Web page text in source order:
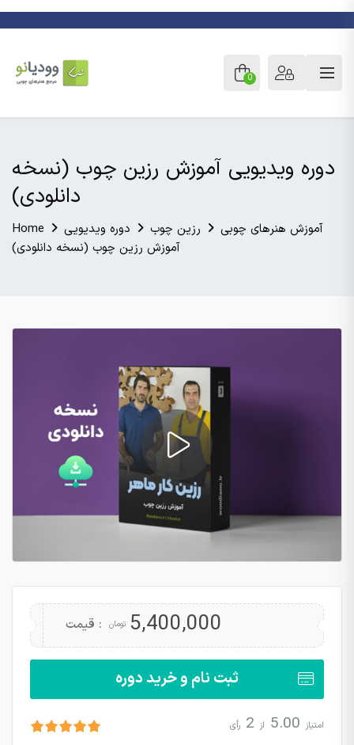
0
دوره ویدیویی آموزش رزین چوب (نسخه
دانلودی)
Home آموزش هنرهای چوبی رزین چوب
دوره ویدیویی
آموزش رزین چوب (نسخه دانلودی)
قیمت : تومان 5,400,000
ثبت نام و خرید دوره
امتیاز 5.00 از 2 رأی